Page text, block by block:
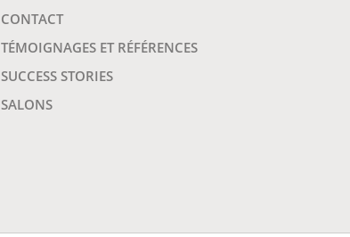
CONTACT
TÉMOIGNAGES ET RÉFÉRENCES
SUCCESS STORIES
SALONS